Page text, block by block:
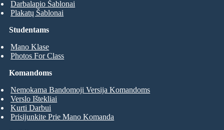
Studentams
Mano Klase
Photos For Class
Darbalapio Šablonai
Plakatų Šablonai
Komandoms
Nemokama Bandomoji Versija Komandoms
Verslo Ištekliai
Kurti Darbui
Prisijunkite Prie Mano Komanda